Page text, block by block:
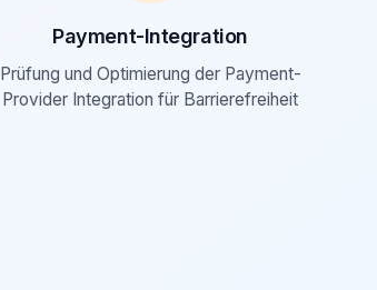
Payment-Integration
Prüfung und Optimierung der Payment-
Provider Integration für Barrierefreiheit